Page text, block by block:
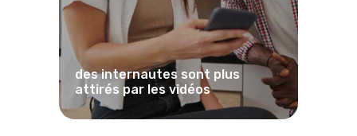
des internautes sont plus
attirés par les vidéos